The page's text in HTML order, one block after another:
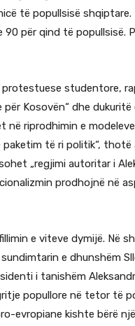
të popullsisë
për qind të popullsisë.
studentore,
Kosovën“ dhe
në riprodhimin e
të ri politik“,
„regjimi autoritar i
prodhojnë në
e viteve dymijë. Në
e dhunshëm
i tanishëm Aleksandr
popullore në tetor të
evropiane kishte bërë